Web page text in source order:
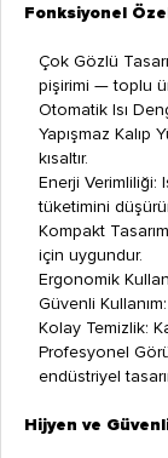
Fonksiyonel
Çok Gözlü
pişirimi — toplu
Otomatik Isı
Yapışmaz Kalıp
kısaltır.
Enerji Verimliliği:
tüketimini
Kompakt
için uygundur.
Ergonomik
Güvenli
Kolay Temizlik:
Profesyonel
endüstriyel
Hijyen ve